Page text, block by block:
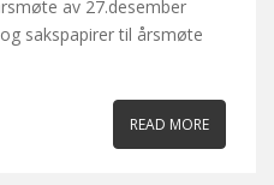
av 27.desember
sakspapirer til årsmøte
READ MORE